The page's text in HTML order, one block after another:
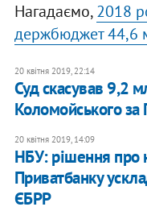
Нагадаємо,2018
держбюджет 44,6
20 квітня 2019, 22:14
Суд скасував 9,2
Коломойського за
20 квітня 2019, 14:09
НБУ: рішення про
Приватбанку
ЄБРР